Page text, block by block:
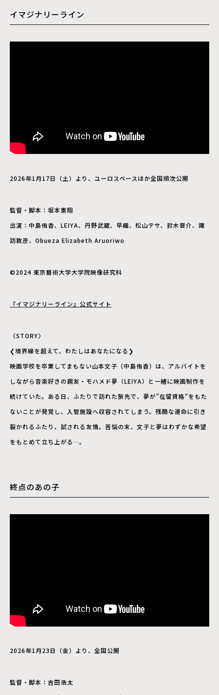
イマジナリーライン
2026年1月17日（土）より、ユーロスペースほか全国順次公開
監督・脚本：坂本憲翔
出演：中島侑香、LEIYA、丹野武蔵、早織、松山テサ、鈴木晋介、諏
訪敦彦、Obueza Elizabeth Aruoriwo
©2024 東京藝術大学大学院映像研究科
『イマジナリーライン』公式サイト
〈STORY〉
❮境界線を超えて、わたしはあなたになる❯
映画学校を卒業してまもない山本文子（中島侑香）は、アルバイトを
しながら音楽好きの親友・モハメド夢（LEIYA）と一緒に映画制作を
続けていた。ある日、ふたりで訪れた旅先で、夢が”在留資格”をもた
ないことが発覚し、入管施設へ収容されてしまう。残酷な運命に引き
裂かれるふたり、試される友情。苦悩の末、文子と夢はわずかな希望
をもとめて立ち上がる…。
終点のあの子
2026年1月23日（金）より、全国公開
監督・脚本：吉田浩太